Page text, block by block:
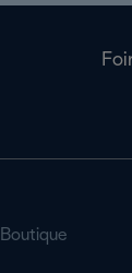
Boutique